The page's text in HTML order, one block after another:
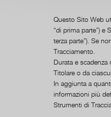
Questo Sito Web
“di prima parte”)
terza parte”). Se
Tracciamento.
Durata e
Titolare o da
In aggiunta a
informazioni più
Strumenti di